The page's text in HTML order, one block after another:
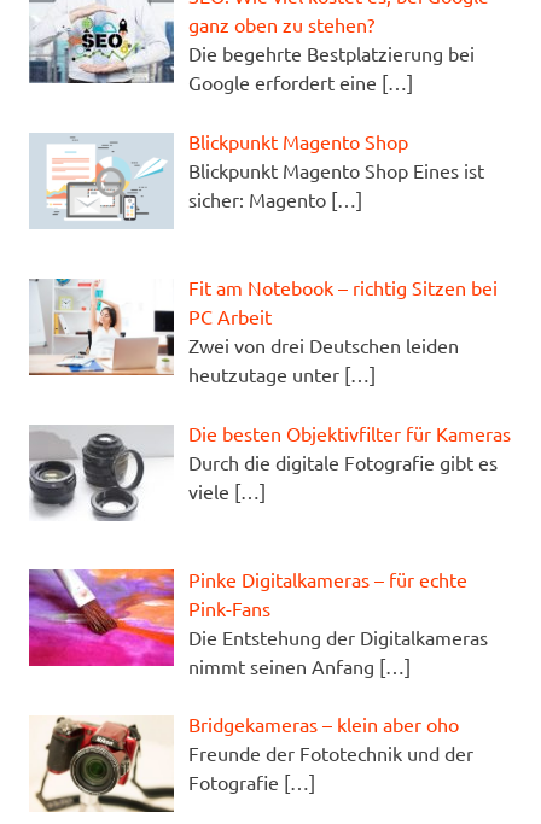
ganz oben zu stehen?
Die begehrte Bestplatzierung bei
Google erfordert eine […]
Blickpunkt Magento Shop
Blickpunkt Magento Shop Eines ist
sicher: Magento […]
Fit am Notebook – richtig Sitzen bei
PC Arbeit
Zwei von drei Deutschen leiden
heutzutage unter […]
Die besten Objektivfilter für Kameras
Durch die digitale Fotografie gibt es
viele […]
Pinke Digitalkameras – für echte
Pink-Fans
Die Entstehung der Digitalkameras
nimmt seinen Anfang […]
Bridgekameras – klein aber oho
Freunde der Fototechnik und der
Fotografie […]